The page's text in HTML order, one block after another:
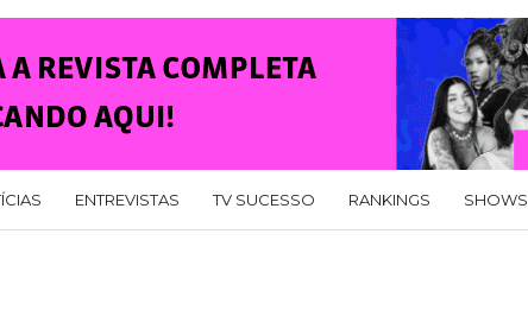
ENTREVISTAS TV SUCESSO RANKINGS SHOWS